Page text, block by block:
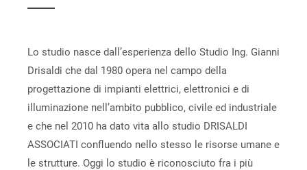
Lo studio nasce dall’esperienza dello Studio Ing. Gianni
Drisaldi che dal 1980 opera nel campo della
progettazione di impianti elettrici, elettronici e di
illuminazione nell’ambito pubblico, civile ed industriale
e che nel 2010 ha dato vita allo studio DRISALDI
ASSOCIATI confluendo nello stesso le risorse umane e
le strutture. Oggi lo studio è riconosciuto fra i più